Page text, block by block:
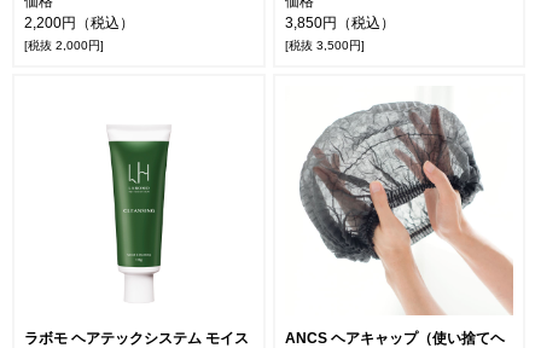
2,200円（税込）
[税抜 2,000円]
3,850円（税込）
[税抜 3,500円]
ラボモ ヘアテックシステム モイス
ANCS ヘアキャップ（使い捨てヘ